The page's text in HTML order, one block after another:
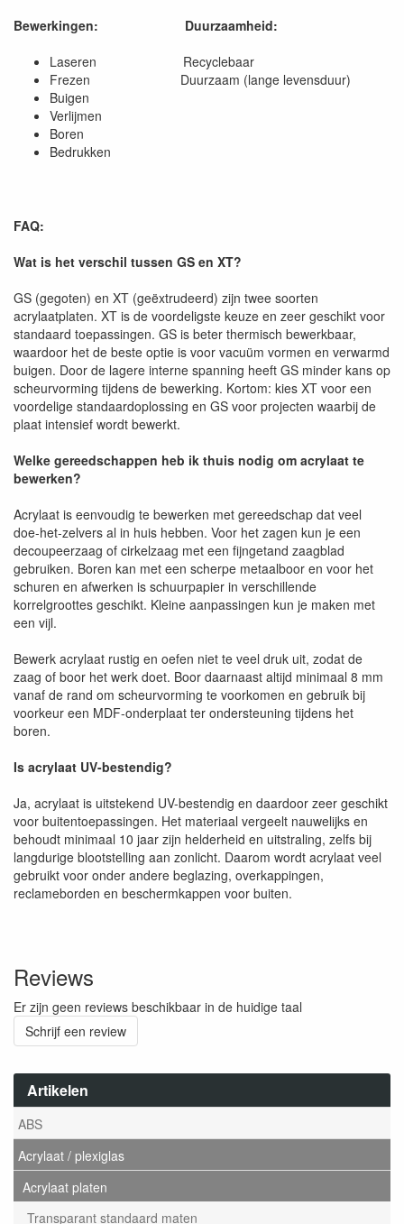
Artikelen
ABS
Acrylaat / plexiglas
Acrylaat platen
Transparant standaard maten
Bewerkingen:
Duurzaamheid:
Laseren Recyclebaar
Frezen Duurzaam (lange levensduur)
Buigen
Verlijmen
Boren
Bedrukken
FAQ:
Wat is het verschil tussen GS en XT?
GS (gegoten) en XT (geëxtrudeerd) zijn twee soorten
acrylaatplaten. XT is de voordeligste keuze en zeer geschikt voor
standaard toepassingen. GS is beter thermisch bewerkbaar,
waardoor het de beste optie is voor vacuüm vormen en verwarmd
buigen. Door de lagere interne spanning heeft GS minder kans op
scheurvorming tijdens de bewerking. Kortom: kies XT voor een
voordelige standaardoplossing en GS voor projecten waarbij de
plaat intensief wordt bewerkt.
Welke gereedschappen heb ik thuis nodig om acrylaat te
bewerken?
Acrylaat is eenvoudig te bewerken met gereedschap dat veel
doe-het-zelvers al in huis hebben. Voor het zagen kun je een
decoupeerzaag of cirkelzaag met een fijngetand zaagblad
gebruiken. Boren kan met een scherpe metaalboor en voor het
schuren en afwerken is schuurpapier in verschillende
korrelgroottes geschikt. Kleine aanpassingen kun je maken met
een vijl.
Bewerk acrylaat rustig en oefen niet te veel druk uit, zodat de
zaag of boor het werk doet. Boor daarnaast altijd minimaal 8 mm
vanaf de rand om scheurvorming te voorkomen en gebruik bij
voorkeur een MDF-onderplaat ter ondersteuning tijdens het
boren.
Is acrylaat UV-bestendig?
Ja, acrylaat is uitstekend UV-bestendig en daardoor zeer geschikt
voor buitentoepassingen. Het materiaal vergeelt nauwelijks en
behoudt minimaal 10 jaar zijn helderheid en uitstraling, zelfs bij
langdurige blootstelling aan zonlicht. Daarom wordt acrylaat veel
gebruikt voor onder andere beglazing, overkappingen,
reclameborden en beschermkappen voor buiten.
Reviews
Er zijn geen reviews beschikbaar in de huidige taal
Schrijf een review